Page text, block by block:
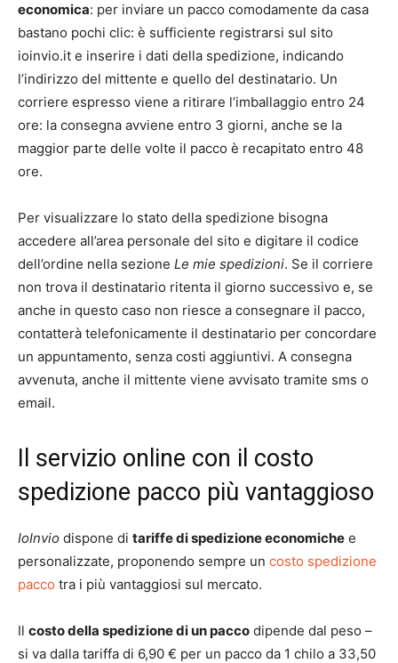
economica: per inviare un pacco comodamente da casa
bastano pochi clic: è sufficiente registrarsi sul sito
ioinvio.it e inserire i dati della spedizione, indicando
l’indirizzo del mittente e quello del destinatario. Un
corriere espresso viene a ritirare l’imballaggio entro 24
ore: la consegna avviene entro 3 giorni, anche se la
maggior parte delle volte il pacco è recapitato entro 48
ore.
Per visualizzare lo stato della spedizione bisogna
accedere all’area personale del sito e digitare il codice
dell’ordine nella sezione Le mie spedizioni. Se il corriere
non trova il destinatario ritenta il giorno successivo e, se
anche in questo caso non riesce a consegnare il pacco,
contatterà telefonicamente il destinatario per concordare
un appuntamento, senza costi aggiuntivi. A consegna
avvenuta, anche il mittente viene avvisato tramite sms o
email.
Il servizio online con il costo
spedizione pacco più vantaggioso
IoInvio dispone di tariffe di spedizione economiche e
personalizzate, proponendo sempre un costo spedizione
pacco tra i più vantaggiosi sul mercato.
Il costo della spedizione di un pacco dipende dal peso –
si va dalla tariffa di 6,90 € per un pacco da 1 chilo a 33,50